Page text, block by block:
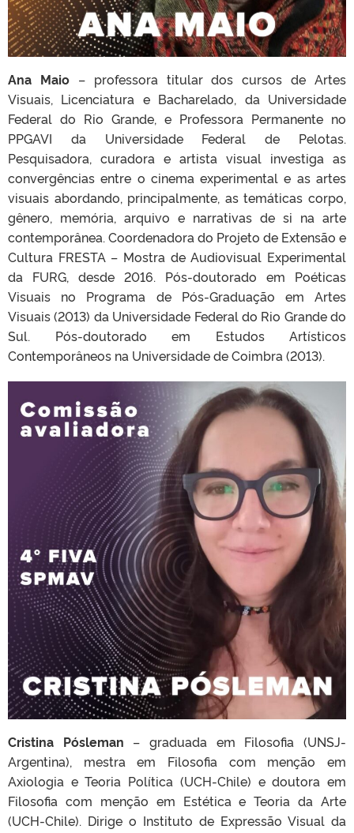
Ana Maio– professora titular dos cursos de Artes
Visuais, Licenciatura e Bacharelado, da Universidade
Federal do Rio Grande, e Professora Permanente no
PPGAVI da Universidade Federal de Pelotas.
Pesquisadora, curadora e artista visual investiga as
convergências entre o cinema experimental e as artes
visuais abordando, principalmente, as temáticas corpo,
gênero, memória, arquivo e narrativas de si na arte
contemporânea. Coordenadora do Projeto de Extensão e
Cultura FRESTA – Mostra de Audiovisual Experimental
da FURG, desde 2016. Pós-doutorado em Poéticas
Visuais no Programa de Pós-Graduação em Artes
Visuais (2013) da Universidade Federal do Rio Grande do
Sul. Pós-doutorado em Estudos Artísticos
Contemporâneos na Universidade de Coimbra (2013).
Cristina Pósleman – graduada em Filosofia (UNSJ-
Argentina), mestra em Filosofia com menção em
Axiologia e Teoria Política (UCH-Chile) e doutora em
Filosofia com menção em Estética e Teoria da Arte
(UCH-Chile). Dirige o Instituto de Expressão Visual da